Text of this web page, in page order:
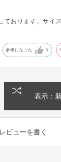
ております。サイ
参考になった 0
表示：
レビューを書く